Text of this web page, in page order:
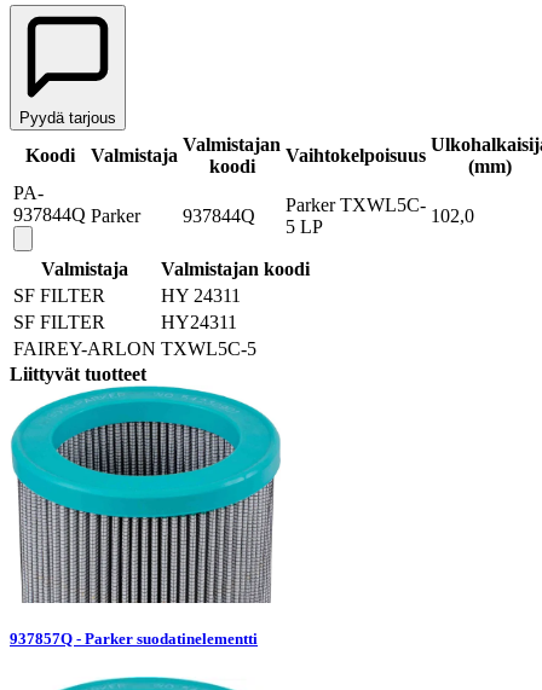
Pyydä tarjous
Koodi Valmistaja
Valmistajan
koodi
Vaihtokelpoisuus
(mm)
PA-
937844Q Parker 937844Q
Parker TXWL5C-
5 LP
102,0
Valmistaja
Valmistajan koodi
SF FILTER
HY 24311
SF FILTER
HY24311
FAIREY-ARLON TXWL5C-5
Liittyvät tuotteet
937857Q - Parker suodatinelementti